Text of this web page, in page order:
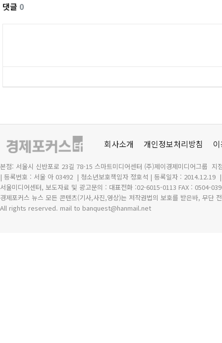
댓글 0
회사소개 개인정보처리방침
본점: 서울시 신반포로 23길 78-15 스마트미디어센터 (주)제이경제미디어그룹 지
| 등록번호 : 서울 아 03492 | 청소년보호책임자 정호석 | 등록일자 : 2014.12.19
서울미디어센터, 보도자료 및 광고문의 : 대표전화 :02-6015-0113 FAX : 0504-
경제포커스 뉴스 모든 콘텐츠(기사,사진,영상)는 저작권법의 보호를 받은바, 무단
All rights reserved. mail to banquest@hanmail.net